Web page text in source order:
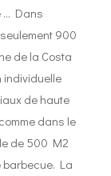
… Dans
900
de la Costa
individuelle
de haute
dans le
de 500 M2
barbecue. La